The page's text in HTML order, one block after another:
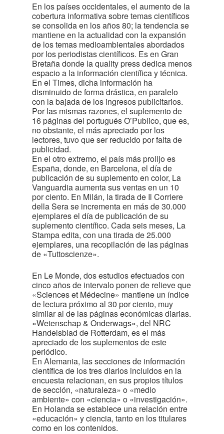
En los países occidentales, el aumento de la
cobertura informativa sobre temas científicos
se consolida en los años 80; la tendencia se
mantiene en la actualidad con la expansión
de los temas medioambientales abordados
por los periodistas científicos. Es en Gran
Bretaña donde la quality press dedica menos
espacio a la información científica y técnica.
En el Times, dicha información ha
disminuido de forma drástica, en paralelo
con la bajada de los ingresos publicitarios.
Por las mismas razones, el suplemento de
16 páginas del portugués O’Publico, que es,
no obstante, el más apreciado por los
lectores, tuvo que ser reducido por falta de
publicidad.
En el otro extremo, el país más prolijo es
España, donde, en Barcelona, el día de
publicación de su suplemento en color, La
Vanguardia aumenta sus ventas en un 10
por ciento. En Milán, la tirada de Il Corriere
della Sera se incrementa en más de 30.000
ejemplares el día de publicación de su
suplemento científico. Cada seis meses, La
Stampa edita, con una tirada de 25.000
ejemplares, una recopilación de las páginas
de «Tuttoscienze».
En Le Monde, dos estudios efectuados con
cinco años de intervalo ponen de relieve que
«Sciences et Médecine» mantiene un índice
de lectura próximo al 30 por ciento, muy
similar al de las páginas económicas diarias.
«Wetenschap & Onderwags», del NRC
Handelsblad de Rotterdam, es el más
apreciado de los suplementos de este
periódico.
En Alemania, las secciones de información
científica de los tres diarios incluidos en la
encuesta relacionan, en sus propios títulos
de sección, «naturaleza» o «medio
ambiente» con «ciencia» o «investigación».
En Holanda se establece una relación entre
«educación» y ciencia, tanto en los titulares
como en los contenidos.